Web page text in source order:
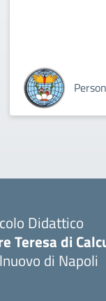
Didattico
Teresa di
di Napoli